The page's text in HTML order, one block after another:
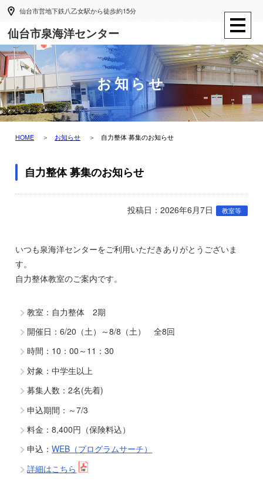
仙台市営地下鉄八乙女駅から徒歩約15分
仙台市泉海洋センター
お知らせ
HOME お知らせ 自力整体 募集のお知らせ
自力整体 募集のお知らせ
投稿日：2026年6月7日 教室等
いつも泉海洋センターをご利用いただきありがとうございま
す。
自力整体教室のご案内です。
教室：自力整体 2期
開催日：6/20（土）～8/8（土） 全8回
時間：10：00～11：30
対象：中学生以上
募集人数：2名(先着)
申込期間：～7/3
料金：8,400円（保険料込）
申込：WEB（プログラムサーチ）
詳細はこちら